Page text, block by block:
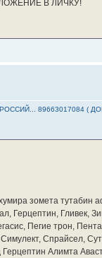
В ЛИЧКУ!
89663017084 (
хумира зомета
Герцептин, Гливек,
Пегие трон,
Спрайсел,
Алимта